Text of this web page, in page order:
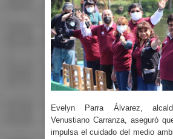
Evelyn Parra Álvarez,
Venustiano Carranza, aseguró
impulsa el cuidado del medio